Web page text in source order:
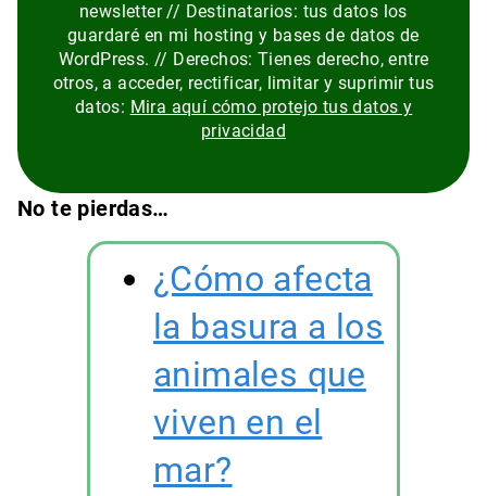
newsletter // Destinatarios: tus datos los
guardaré en mi hosting y bases de datos de
WordPress. // Derechos: Tienes derecho, entre
otros, a acceder, rectificar, limitar y suprimir tus
datos: Mira aquí cómo protejo tus datos y
privacidad
No te pierdas…
¿Cómo afecta
la basura a los
animales que
viven en el
mar?